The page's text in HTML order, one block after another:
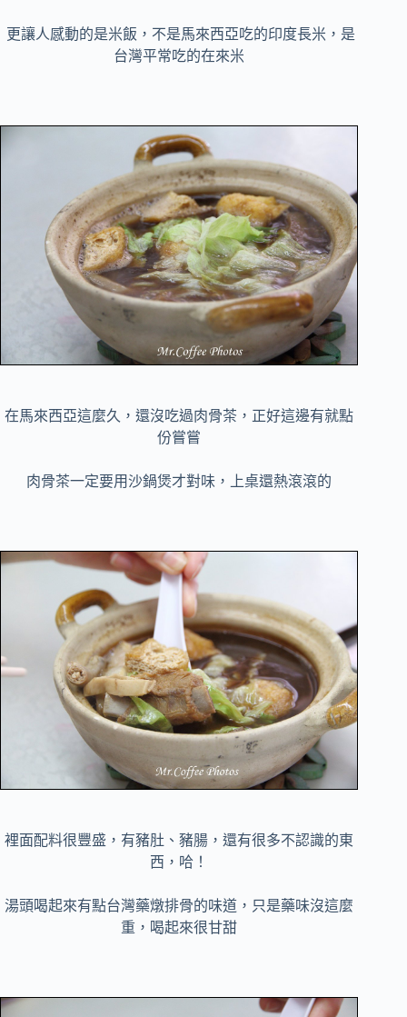
更讓人感動的是米飯，不是馬來西亞吃的印度長米，是
台灣平常吃的在來米
在馬來西亞這麼久，還沒吃過肉骨茶，正好這邊有就點
份嘗嘗
肉骨茶一定要用沙鍋煲才對味，上桌還熱滾滾的
裡面配料很豐盛，有豬肚、豬腸，還有很多不認識的東
西，哈！
湯頭喝起來有點台灣藥燉排骨的味道，只是藥味沒這麼
重，喝起來很甘甜